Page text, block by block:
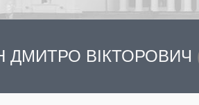
ДМИТРО ВІКТОРОВИЧ